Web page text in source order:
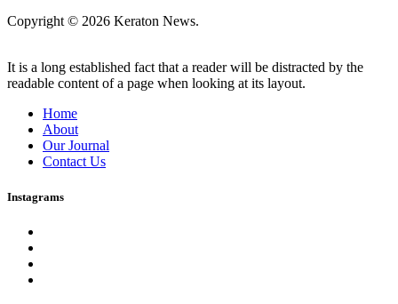
Copyright © 2026 Keraton News.
It is a long established fact that a reader will be distracted by the
readable content of a page when looking at its layout.
Home
About
Our Journal
Contact Us
Instagrams